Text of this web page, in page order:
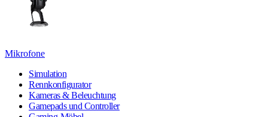
Mikrofone
Simulation
Rennkonfigurator
Kameras & Beleuchtung
Gamepads und Controller